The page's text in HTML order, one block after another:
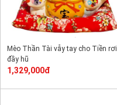
Mèo Thần Tài vẫy tay cho Tiền rơi
đầy hũ
1,329,000đ